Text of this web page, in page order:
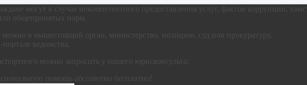
могут в случае некомпетентного предоставления услуг, фактов коррупции,
общепринятых норм.
можно в вышестоящий орган, министерство, полицию, суд или прокуратуру.
ведомства.
можно запросить у нашего юрисконсульта:
помощь абсолютно бесплатно!